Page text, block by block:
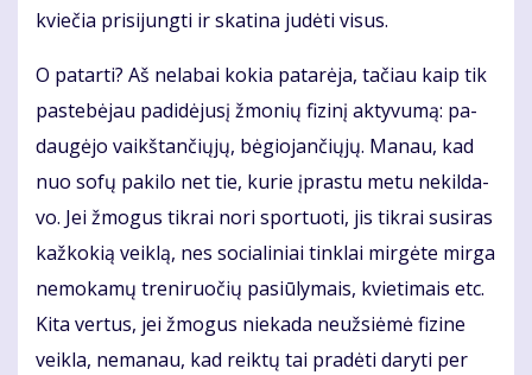
kvie­čia pri­si­jung­ti ir ska­ti­na ju­dė­ti vi­sus.
O pa­tar­ti? Aš ne­la­bai ko­kia pa­ta­rė­ja, ta­čiau kaip tik
pa­ste­bė­jau pa­di­dė­ju­sį žmo­nių fi­zi­nį ak­ty­vu­mą: pa­
dau­gė­jo vaikš­tan­čių­jų, bė­gio­jan­čių­jų. Ma­nau, kad
nuo so­fų pa­ki­lo net tie, ku­rie įpras­tu me­tu ne­kil­da­
vo. Jei žmo­gus tik­rai no­ri spor­tuo­ti, jis tik­rai su­si­ras
kaž­ko­kią veik­lą, nes so­cia­li­niai tin­klai mir­gė­te mir­ga
ne­mo­ka­mų tre­ni­ruo­čių pa­siū­ly­mais, kvie­ti­mais etc.
Ki­ta ver­tus, jei žmo­gus nie­ka­da ne­už­si­ė­mė fi­zi­ne
veik­la, ne­ma­nau, kad reik­tų tai pra­dė­ti da­ry­ti per